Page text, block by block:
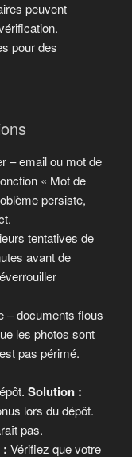
peuvent
pour des
– email ou mot de
« Mot de
persiste,
tentatives de
avant de
– documents flous
les photos sont
pas périmé.
Solution :
lors du dépôt.
pas.
: Vérifiez que votre